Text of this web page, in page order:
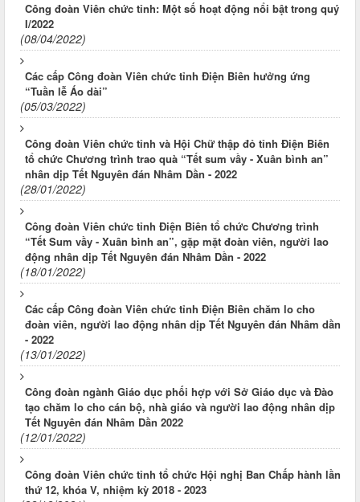
Công đoàn Viên chức tỉnh: Một số hoạt động nổi bật trong quý
I/2022
(08/04/2022)
Các cấp Công đoàn Viên chức tỉnh Điện Biên hưởng ứng
“Tuần lễ Áo dài”
(05/03/2022)
Công đoàn Viên chức tỉnh và Hội Chữ thập đỏ tỉnh Điện Biên
tổ chức Chương trình trao quà “Tết sum vầy - Xuân bình an”
nhân dịp Tết Nguyên đán Nhâm Dần - 2022
(28/01/2022)
Công đoàn Viên chức tỉnh Điện Biên tổ chức Chương trình
“Tết Sum vầy - Xuân bình an”, gặp mặt đoàn viên, người lao
động nhân dịp Tết Nguyên đán Nhâm Dần - 2022
(18/01/2022)
Các cấp Công đoàn Viên chức tỉnh Điện Biên chăm lo cho
đoàn viên, người lao động nhân dịp Tết Nguyên đán Nhâm dần
- 2022
(13/01/2022)
Công đoàn ngành Giáo dục phối hợp với Sở Giáo dục và Đào
tạo chăm lo cho cán bộ, nhà giáo và người lao động nhân dịp
Tết Nguyên đán Nhâm Dần 2022
(12/01/2022)
Công đoàn Viên chức tỉnh tổ chức Hội nghị Ban Chấp hành lần
thứ 12, khóa V, nhiệm kỳ 2018 - 2023